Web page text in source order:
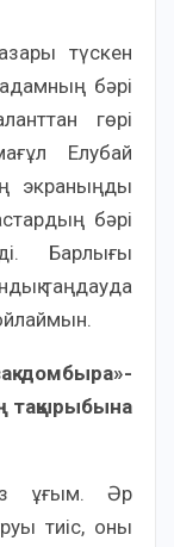
түскен
адамның бәрі
гөрі
Елубай
экраныңды
бәрі
Барлығы
таңдауда
ойлаймын.
домбыра»-
тақырыбына
ұғым. Әр
тиіс, оны